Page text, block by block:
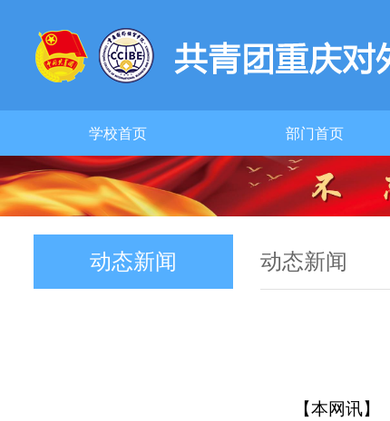
学校首页 部门首页
动态新闻 动态新闻
【本网讯】